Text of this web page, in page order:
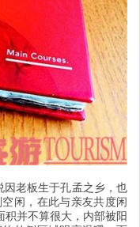
因老板生于孔孟之乡，也
闲，在此与亲友共度闲
积并不算很大，内部被阳